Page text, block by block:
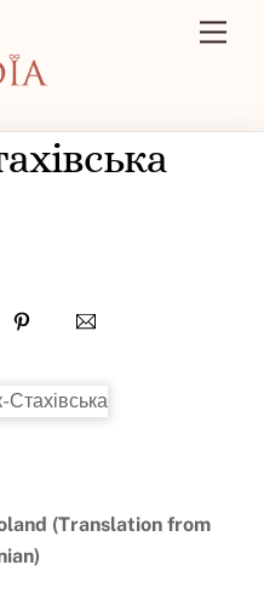
(Translation from